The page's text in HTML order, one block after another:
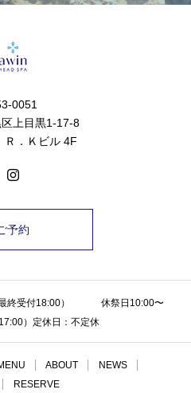
0051
上目黒1-17-8
Ｒ．Ｋビル 4F
予約
最終受付18:00） 休祭日10:00〜
）定休日：不定休
ABOUT
NEWS
RESERVE